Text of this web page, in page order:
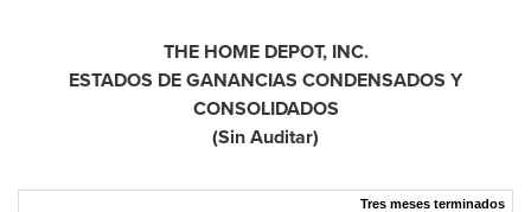
THE HOME DEPOT, INC.
ESTADOS DE GANANCIAS CONDENSADOS Y
CONSOLIDADOS
(Sin Auditar)
Tres meses terminados